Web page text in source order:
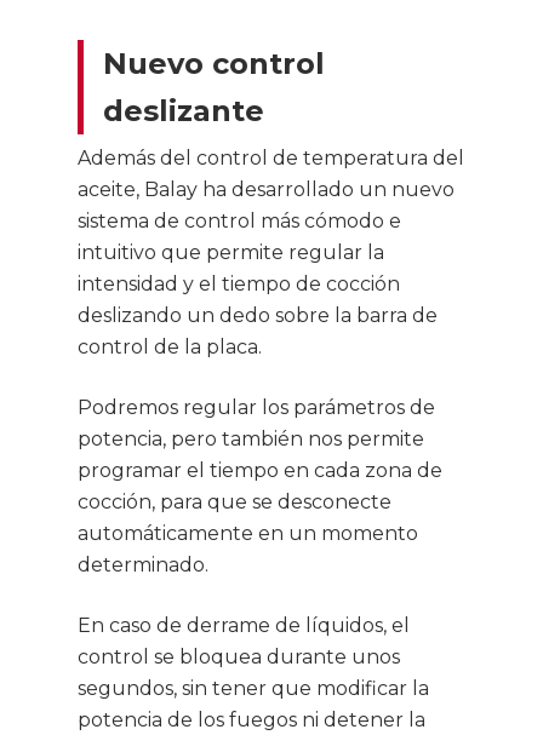
Nuevo control
deslizante
Además del control de temperatura del
aceite, Balay ha desarrollado un nuevo
sistema de control más cómodo e
intuitivo que permite regular la
intensidad y el tiempo de cocción
deslizando un dedo sobre la barra de
control de la placa.
Podremos regular los parámetros de
potencia, pero también nos permite
programar el tiempo en cada zona de
cocción, para que se desconecte
automáticamente en un momento
determinado.
En caso de derrame de líquidos, el
control se bloquea durante unos
segundos, sin tener que modificar la
potencia de los fuegos ni detener la